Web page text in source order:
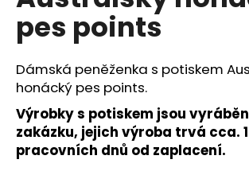
5
hvězdiček.
pes points
Dámská peněženka s potiskem
honácký pes points.
Výrobky s potiskem jsou
zakázku, jejich výroba trvá cca.
pracovních dnů od zaplacení.
a
j
í
t
?